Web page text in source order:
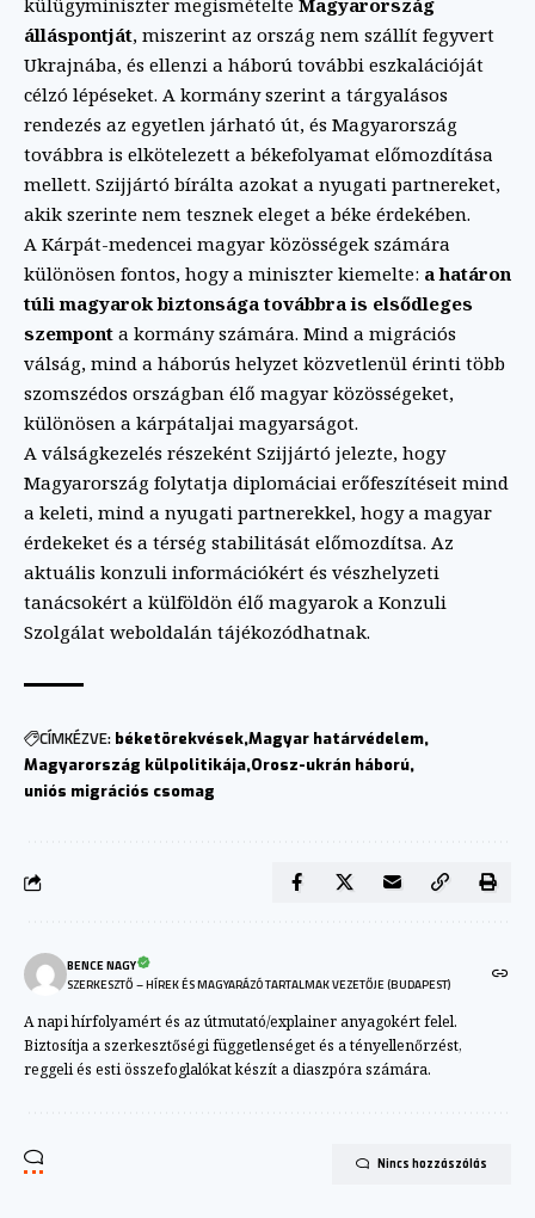
álláspontját, miszerint az ország nem szállít fegyvert
Ukrajnába, és ellenzi a háború további eszkalációját
célzó lépéseket. A kormány szerint a tárgyalásos
rendezés az egyetlen járható út, és Magyarország
továbbra is elkötelezett a békefolyamat előmozdítása
mellett. Szijjártó bírálta azokat a nyugati partnereket,
akik szerinte nem tesznek eleget a béke érdekében.
A Kárpát-medencei magyar közösségek számára
különösen fontos, hogy a miniszter kiemelte: a határon
túli magyarok biztonsága továbbra is elsődleges
szempont a kormány számára. Mind a migrációs
válság, mind a háborús helyzet közvetlenül érinti több
szomszédos országban élő magyar közösségeket,
különösen a kárpátaljai magyarságot.
A válságkezelés részeként Szijjártó jelezte, hogy
Magyarország folytatja diplomáciai erőfeszítéseit mind
a keleti, mind a nyugati partnerekkel, hogy a magyar
érdekeket és a térség stabilitását előmozdítsa. Az
aktuális konzuli információkért és vészhelyzeti
tanácsokért a külföldön élő magyarok a Konzuli
Szolgálat weboldalán tájékozódhatnak.
CÍMKÉZVE: béketörekvések Magyar határvédelem
Magyarország külpolitikája Orosz-ukrán háború
uniós migrációs csomag
BENCE NAGY
SZERKESZTŐ – HÍREK ÉS MAGYARÁZÓ TARTALMAK VEZETŐJE (BUDAPEST)
A napi hírfolyamért és az útmutató/explainer anyagokért felel.
Biztosítja a szerkesztőségi függetlenséget és a tényellenőrzést,
reggeli és esti összefoglalókat készít a diaszpóra számára.
Nincs hozzászólás